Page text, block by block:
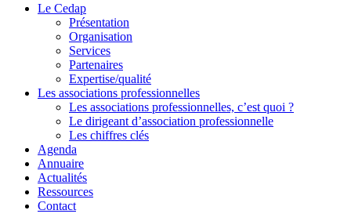
Le Cedap
Présentation
Organisation
Services
Partenaires
Expertise/qualité
Les associations professionnelles
Les associations professionnelles, c’est quoi ?
Le dirigeant d’association professionnelle
Les chiffres clés
Agenda
Annuaire
Actualités
Ressources
Contact